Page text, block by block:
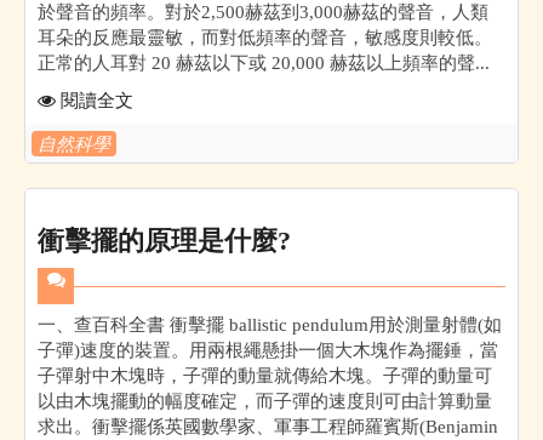
於聲音的頻率。對於2,500赫茲到3,000赫茲的聲音，人類
耳朵的反應最靈敏，而對低頻率的聲音，敏感度則較低。
正常的人耳對 20 赫茲以下或 20,000 赫茲以上頻率的聲...
閱讀全文
自然科學
衝擊擺的原理是什麼?
一、查百科全書 衝擊擺 ballistic pendulum用於測量射體(如
子彈)速度的裝置。用兩根繩懸掛一個大木塊作為擺錘，當
子彈射中木塊時，子彈的動量就傳給木塊。子彈的動量可
以由木塊擺動的幅度確定，而子彈的速度則可由計算動量
求出。衝擊擺係英國數學家、軍事工程師羅賓斯(Benjamin